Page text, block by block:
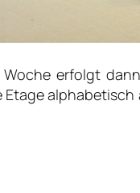
erfolgt
Etage